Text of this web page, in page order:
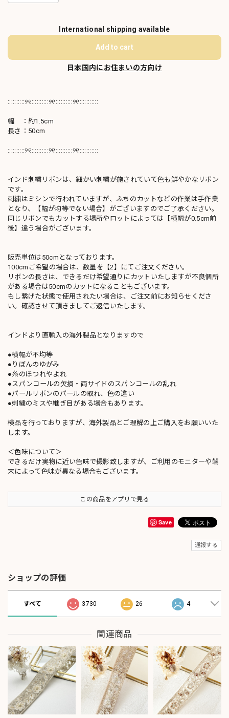
International shipping available
Add to cart
日本国内にお住まいの方向け
::::::::::୨୧::::::::::୨୧::::::::::୨୧:::::::::::
幅 ：約1.5cm
長さ：50cm
::::::::::୨୧::::::::::୨୧::::::::::୨୧:::::::::::
インド刺繍リボンは、細かい刺繍が施されていて色も鮮やかなリボン
です。
刺繍はミシンで行われていますが、ふちのカットなどの作業は手作業
となり、【幅が均等でない場合】がございますのでご了承ください。
同じリボンでもカットする場所やロットによっては【横幅が0.5cm前
後】違う場合がございます。
販売単位は50cmとなっております。
100cmご希望の場合は、数量を【2】にてご注文ください。
リボンの長さは、できるだけ希望通りにカットいたしますが不良個所
がある場合は50cmのカットになることもございます。
もし繋げた状態で使用されたい場合は、ご注文前にお知らせくださ
い。確認させて頂きましてご返信いたします。
インドより直輸入の海外製品となりますので
●横幅が不均等
●りぼんのゆがみ
●糸のほつれやよれ
●スパンコールの欠損・両サイドのスパンコールの乱れ
●パールリボンのパールの取れ、色の違い
●刺繍のミスや継ぎ目がある場合もあります。
検品を行っておりますが、海外製品とご理解の上ご購入をお願いいた
します。
＜色味について＞
できるだけ実物に近い色味で撮影致しますが、ご利用のモニターや端
末によって色味が異なる場合もございます。
この商品をアプリで見る
Save
通報する
ショップの評価
すべて 3730 26 4
関連商品